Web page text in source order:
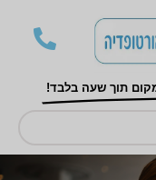
תוך שעה בלבד!